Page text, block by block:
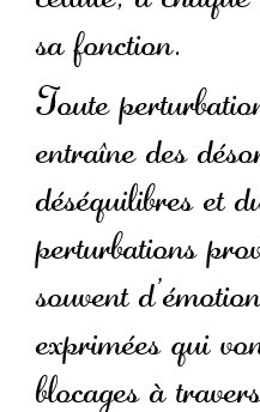
sa fonction.
Toute
entraîne des
déséquilibres et
perturbations
souvent
exprimées qui
blocages à